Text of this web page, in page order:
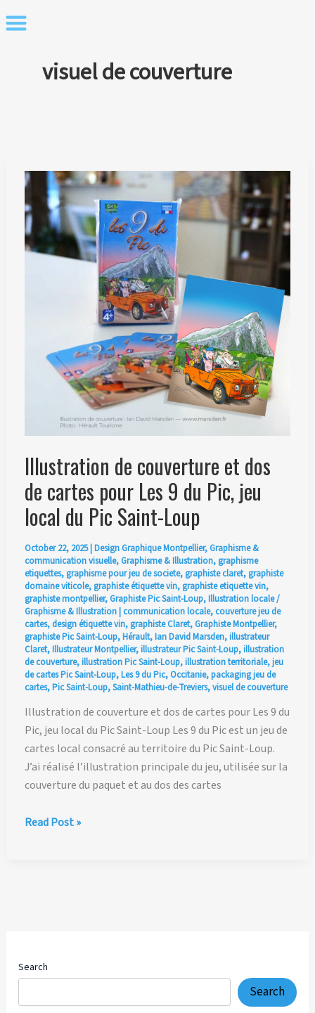
to
visuel de couverture
Illustration de couverture et dos
de cartes pour Les 9 du Pic, jeu
local du Pic Saint-Loup
October 22, 2025|Design Graphique Montpellier, Graphisme &
communication visuelle, Graphisme & Illustration, graphisme
etiquettes, graphisme pour jeu de societe, graphiste claret, graphiste
domaine viticole, graphiste étiquette vin, graphiste etiquette vin,
graphiste montpellier, Graphiste Pic Saint-Loup,Illustration locale /
Graphisme & Illustration| communication locale, couverture jeu de
cartes, design étiquette vin, graphiste Claret, Graphiste Montpellier,
graphiste Pic Saint-Loup,Hérault,Ian David Marsden,illustrateur
Claret,Illustrateur Montpellier,illustrateur Pic Saint-Loup,illustration
de couverture,illustration Pic Saint-Loup,illustration territoriale,jeu
de cartes Pic Saint-Loup,Les 9 du Pic, Occitanie,packaging jeu de
cartes,Pic Saint-Loup,Saint-Mathieu-de-Treviers,visuel de couverture
Illustration de couverture et dos de cartes pour Les 9 du
Pic, jeu local du Pic Saint-Loup Les 9 du Pic est un jeu de
cartes local consacré au territoire du Pic Saint-Loup.
J’ai réalisé l’illustration principale du jeu, utilisée sur la
couverture du paquet et au dos des cartes
Illustration
Les
du
Read Post »
Search
Search